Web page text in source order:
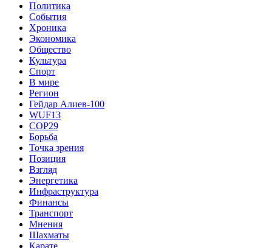
Политика
События
Хроника
Экономика
Общество
Культура
Спорт
В мире
Регион
Гейдар Алиев-100
WUF13
COP29
Борьба
Точка зрения
Позиция
Взгляд
Энергетика
Инфраструктура
Финансы
Транспорт
Мнения
Шахматы
Карате